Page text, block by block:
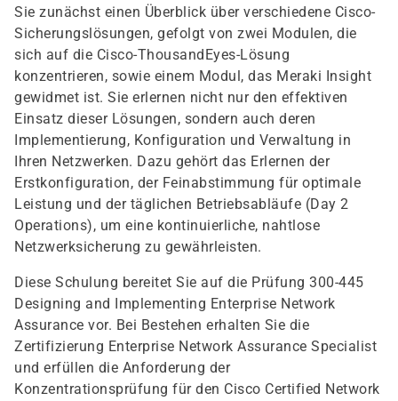
Sie zunächst einen Überblick über verschiedene Cisco-
Sicherungslösungen, gefolgt von zwei Modulen, die
sich auf die Cisco-ThousandEyes-Lösung
konzentrieren, sowie einem Modul, das Meraki Insight
gewidmet ist. Sie erlernen nicht nur den effektiven
Einsatz dieser Lösungen, sondern auch deren
Implementierung, Konfiguration und Verwaltung in
Ihren Netzwerken. Dazu gehört das Erlernen der
Erstkonfiguration, der Feinabstimmung für optimale
Leistung und der täglichen Betriebsabläufe (Day 2
Operations), um eine kontinuierliche, nahtlose
Netzwerksicherung zu gewährleisten.
Diese Schulung bereitet Sie auf die Prüfung 300-445
Designing and Implementing Enterprise Network
Assurance vor. Bei Bestehen erhalten Sie die
Zertifizierung Enterprise Network Assurance Specialist
und erfüllen die Anforderung der
Konzentrationsprüfung für den Cisco Certified Network